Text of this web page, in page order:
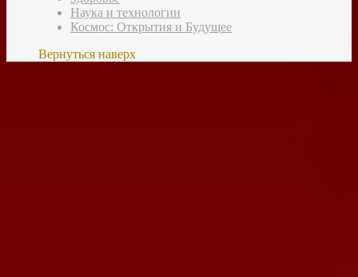
Наука и технологии
Космос: Открытия и Будущее
Вернуться наверх